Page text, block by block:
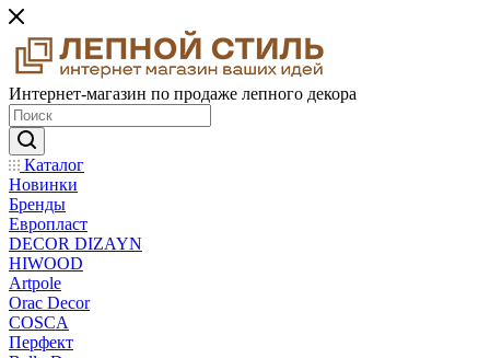
Интернет-магазин по продаже лепного декора
Каталог
Новинки
Бренды
Европласт
DECOR DIZAYN
HIWOOD
Artpole
Orac Decor
COSCA
Перфект